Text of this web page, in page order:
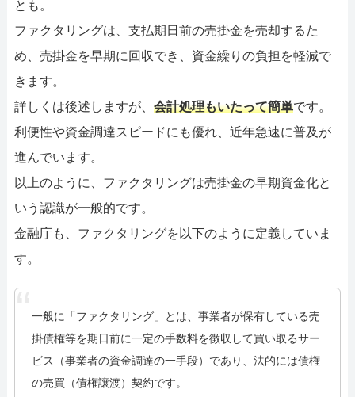
とも。
ファクタリングは、支払期日前の売掛金を売却するた
め、売掛金を早期に回収でき、資金繰りの負担を軽減で
きます。
詳しくは後述しますが、 会計処理もいたって簡単です。
利便性や資金調達スピードにも優れ、近年急速に普及が
進んでいます。
以上のように、ファクタリングは売掛金の早期資金化と
いう認識が一般的です。
金融庁も、ファクタリングを以下のように定義していま
す。
一般に「ファクタリング」とは、事業者が保有している売
掛債権等を期日前に一定の手数料を徴収して買い取るサー
ビス（事業者の資金調達の一手段）であり、法的には債権
の売買（債権譲渡）契約です。